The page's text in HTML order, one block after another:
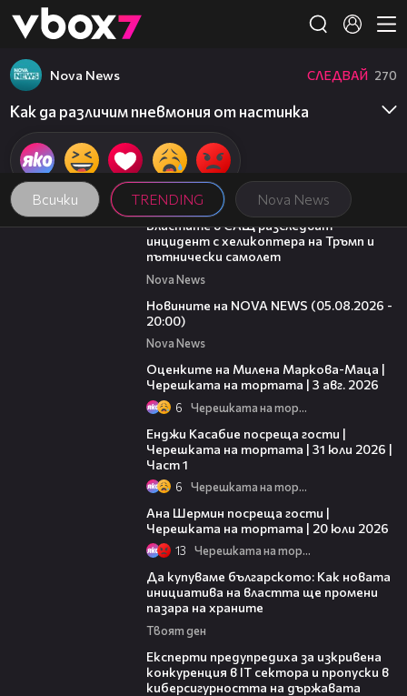
👾
Всички TRENDING Nova News
Nova News СЛЕДВАЙ 270
Как да различим пневмония от настинка
00:39
Властите в САЩ разследват
инцидент с хеликоптера на Тръмп и
пътнически самолет
Nova News
Новините на NOVA NEWS (05.08.2026 -
20:00)
Nova News
Оценките на Милена Маркова-Маца |
Черешката на тортата | 3 авг. 2026
6 Черешката на тортата
Енджи Касабие посреща гости |
Черешката на тортата | 31 юли 2026 |
Част 1
6 Черешката на тортата
Ана Шермин посреща гости |
Черешката на тортата | 20 юли 2026
13 Черешката на тортата
Да купуваме българското: Как новата
инициатива на властта ще промени
пазара на храните
Твоят ден
Експерти предупредиха за изкривена
конкуренция в IT сектора и пропуски в
киберсигурността на държавата